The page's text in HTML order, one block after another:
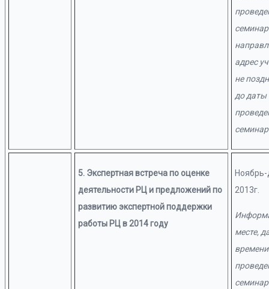
адрес
не
до даты
5. Экспертная встреча по оценке
деятельности РЦ и предложений по
развитию экспертной поддержки
работы РЦ в 2014 году
2013г.
месте,
времени